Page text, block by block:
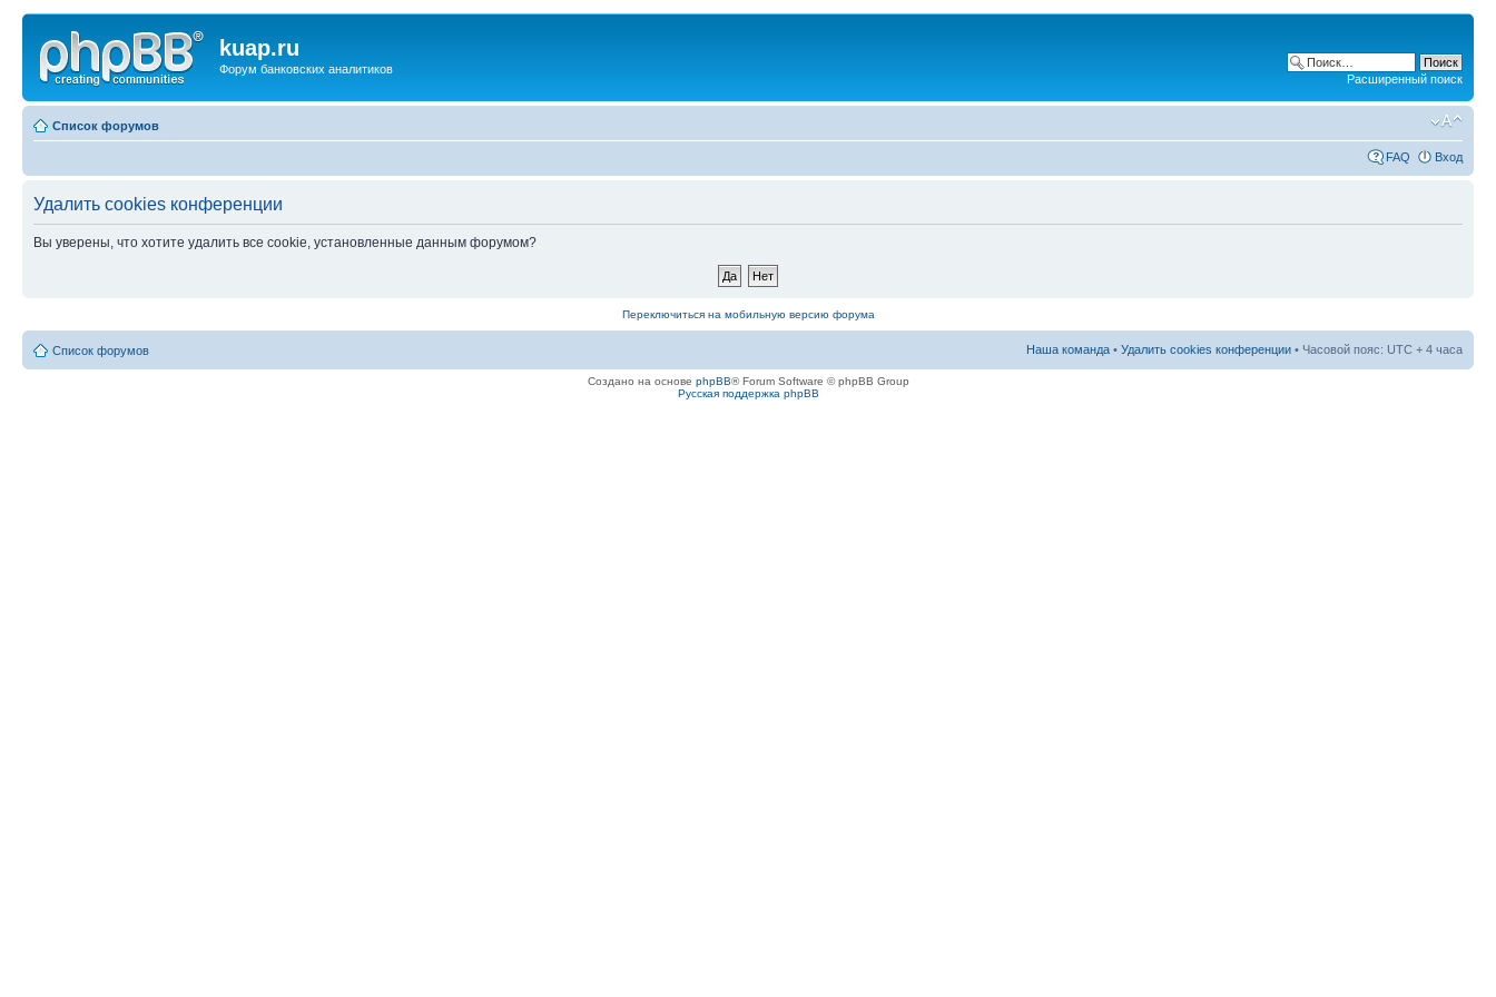
kuap.ru
Форум банковских аналитиков
Расширенный поиск
Список форумов
FAQ Вход
Удалить cookies конференции
Вы уверены, что хотите удалить все cookie, установленные данным форумом?
Переключиться на мобильную версию форума
Список форумов Наша команда • Удалить cookies конференции • Часовой пояс: UTC + 4 часа
Создано на основе phpBB® Forum Software © phpBB Group
Русская поддержка phpBB